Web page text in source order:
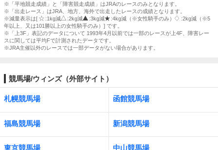
※「平地競走成績」と「障害競走成績」はJRAのレースのみとなります。
※「出走レース」はJRA、地方、海外で出走したレースの成績となります。
※減量表示は[
:1kg減 :2kg減 :3kg減 :4kg減（※女性騎手のみ）
:2kg減（※5
年以上、又は101勝以上の女性騎手のみ）] です。
※「上3F」表記のデータについて 1993年4月以前では一部のレースが上4F、障害レー
スに関しては平均Fで計測されたデータです。
※JRA主催以外のレースでは一部データがない場合があります。
競馬場/ウィンズ（外部サイト）
札幌競馬場 函館競馬場
福島競馬場 新潟競馬場
東京競馬場 中山競馬場